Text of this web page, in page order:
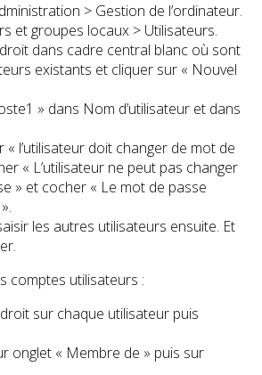
> Gestion de l’ordinateur.
groupes locaux > Utilisateurs.
dans cadre central blanc où sont
existants et cliquer sur « Nouvel
» dans Nom d’utilisateur et dans
doit changer de mot de
« L’utilisateur ne peut pas changer
» et cocher « Le mot de passe
les autres utilisateurs ensuite. Et
utilisateurs :
sur chaque utilisateur puis
« Membre de » puis sur